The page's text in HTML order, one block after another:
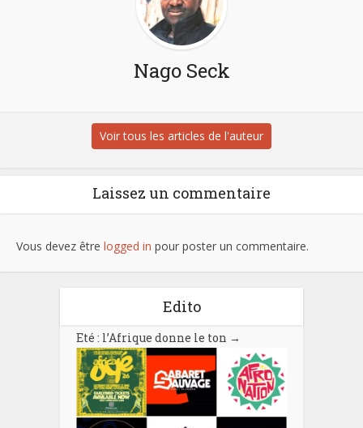
Nago Seck
Voir tous les articles de l'auteur
Laissez un commentaire
Vous devez être logged in pour poster un commentaire.
Edito
Eté : l’Afrique donne le ton →